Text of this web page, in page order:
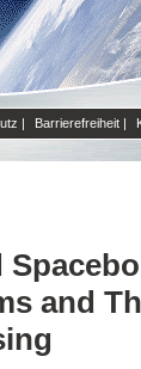
| Barrierefreiheit |
and